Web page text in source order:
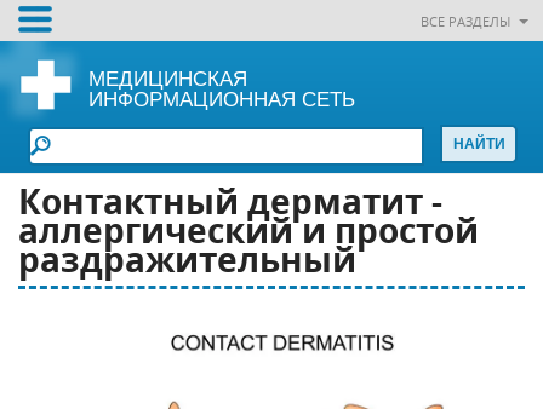
ВСЕ РАЗДЕЛЫ
МЕДИЦИНСКАЯ
ИНФОРМАЦИОННАЯ СЕТЬ
Контактный дерматит -
аллергический и простой
раздражительный